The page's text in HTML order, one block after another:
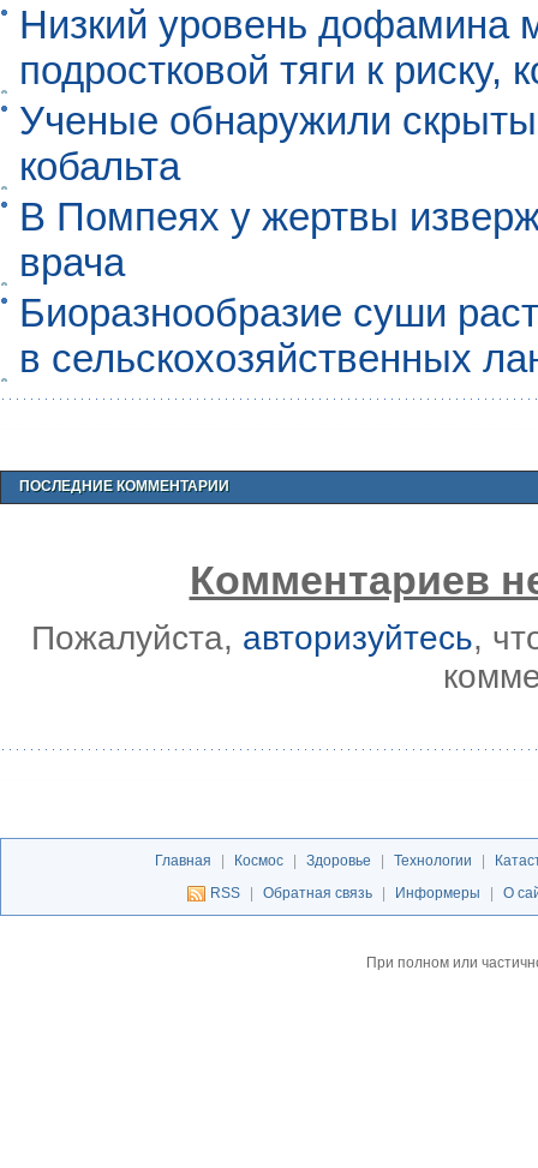
Низкий уровень дофамина
подростковой тяги к риску,
Ученые обнаружили
кобальта
В Помпеях у жертвы
врача
Биоразнообразие суши
в сельскохозяйственных
ПОСЛЕДНИЕ КОММЕНТАРИИ
Комментариев
Пожалуйста, авторизуйтесь,
Главная | Космос | Здоровье | Технологии |
RSS
| Обратная связь | Информеры | О
При полном или